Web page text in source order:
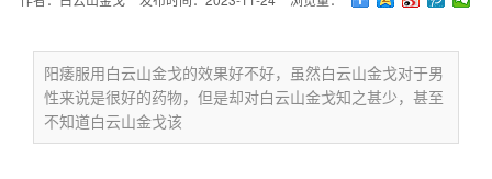
阳痿服用白云山金戈的效果好不好，虽然白云山金戈对于男
性来说是很好的药物，但是却对白云山金戈知之甚少，甚至
不知道白云山金戈该